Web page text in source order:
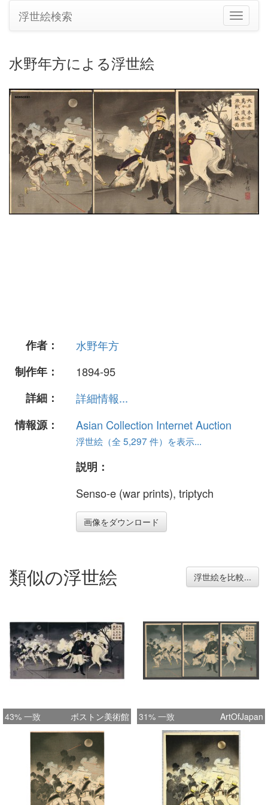
ナ
ビ
ン
の
切
り
替
浮世絵検索
水野年方による浮世絵
作者：
水野年方
制作年：
1894-95
詳細：
詳細情報...
情報源：
Asian Collection Internet Auction
浮世絵（全 5,297 件）を表示...
説明：
Senso-e (war prints), triptych
画像をダウンロード
類似の浮世絵 浮世絵を比較...
43% 一致 ボストン美術館 31% 一致 ArtOfJapan